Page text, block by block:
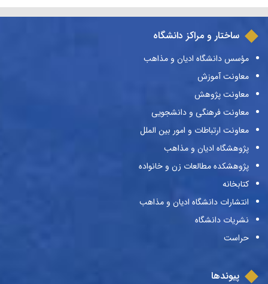
ساختار و مراکز دانشگاه
مؤسس دانشگاه ادیان و مذاهب
معاونت آموزش
معاونت پژوهش
معاونت فرهنگی و دانشجویی
معاونت ارتباطات و امور بین الملل
پژوهشگاه ادیان و مذاهب
پژوهشکده مطالعات زن و خانواده
کتابخانه
انتشارات دانشگاه ادیان و مذاهب
نشریات دانشگاه
حراست
پیوندها